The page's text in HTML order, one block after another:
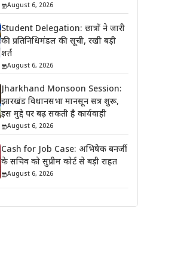
August 6, 2026
Student Delegation: छात्रों ने जारी
की प्रतिनिधिमंडल की सूची, रखी बड़ी
शर्त
August 6, 2026
Jharkhand Monsoon Session:
झारखंड विधानसभा मानसून सत्र शुरू,
इस मुद्दे पर बढ़ सकती है कार्यवाही
August 6, 2026
Cash for Job Case: अभिषेक बनर्जी
के सचिव को सुप्रीम कोर्ट से बड़ी राहत
August 6, 2026